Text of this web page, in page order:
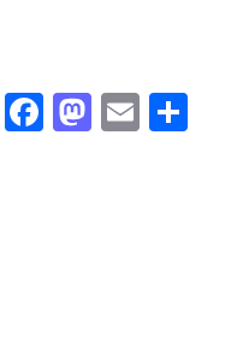
Facebook
Email